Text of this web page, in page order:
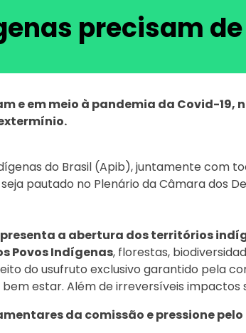
precisam de
e em meio à pandemia da Covid-19,
do Brasil (Apib), juntamente com
seja pautado no Plenário da Câmara dos
a abertura dos territórios
Povos Indígenas, florestas,
do usufruto exclusivo garantido pela
bem estar. Além de irreversíveis
da comissão e pressione